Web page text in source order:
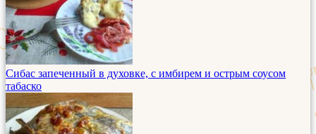
Сибас запеченный в духовке, с имбирем и острым соусом
табаско